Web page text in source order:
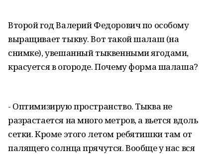
Второй год Валерий Федорович по особому
выращивает тыкву. Вот такой шалаш (на
снимке), увешанный тыквенными ягодами,
красуется в огороде. Почему форма шалаша?
- Оптимизирую пространство. Тыква не
разрастается на много метров, а вьется вдоль
сетки. Кроме этого летом ребятишки там от
палящего солнца прячутся. Вообще у нас вся